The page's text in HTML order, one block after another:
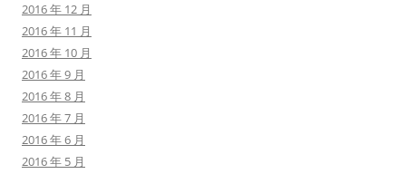
2016 年 12 月
2016 年 11 月
2016 年 10 月
2016 年 9 月
2016 年 8 月
2016 年 7 月
2016 年 6 月
2016 年 5 月